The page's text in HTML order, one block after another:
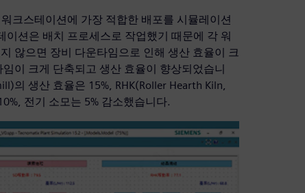
크스테이션에 가장 적합한 배포를 시뮬레이션
션은 배치 프로세스로 작업했기 때문에 각 워
않으면 장비 다운타임으로 인해 생산 효율이 크
이 크게 단축되고 생산 효율이 향상되었습니
의 생산 효율은 15%, RHK(Roller Hearth Kiln,
전기 소모는 5% 감소했습니다.